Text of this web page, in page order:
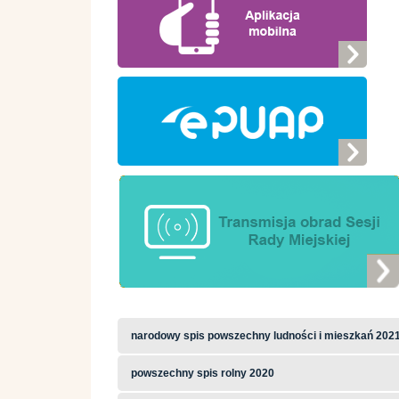
narodowy spis powszechny ludności i mieszkań
powszechny spis rolny 2020